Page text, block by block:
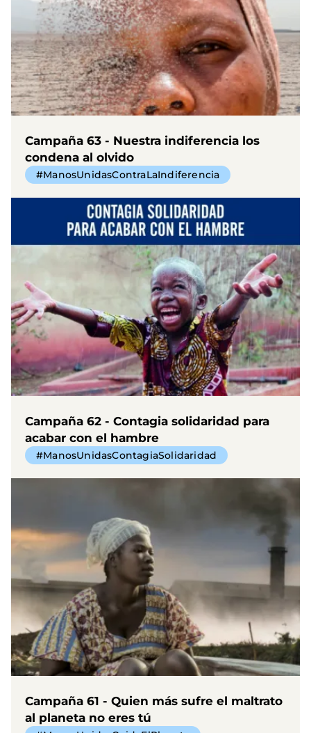
Campaña 63 - Nuestra indiferencia los
condena al olvido
#ManosUnidasContraLaIndiferencia
Campaña 62 - Contagia solidaridad para
acabar con el hambre
#ManosUnidasContagiaSolidaridad
Campaña 61 - Quien más sufre el maltrato
al planeta no eres tú